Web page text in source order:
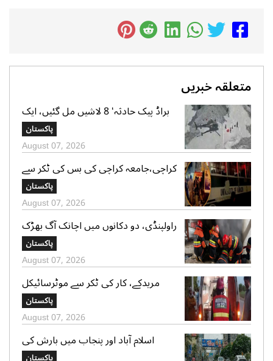
متعلقہ خبریں
براڈ پیک حادثہ‘ 8 لاشیں مل گئیں، ایک
تک رسائی مشکل، 2 کی تلاش جاری‘
صدر الپائن کلب
پاکستان
August 07, 2026
کراچی،جامعہ کراچی کی بس کی ٹکر سے
موٹر سائیکل سوار لڑکی جاں بحق،ڈرائیور
گرفتار
پاکستان
August 07, 2026
راولپنڈی، دو دکانوں میں اچانک آگ بھڑک
اٹھی، ریسکیو کی بروقت کارروائی، بڑا
نقصان ٹل گیا
پاکستان
August 07, 2026
مریدکے، کار کی ٹکر سے موٹرسائیکل
سوار 2 دوست جاں بحق، بچہ شدید
زخمی
پاکستان
August 07, 2026
اسلام آباد اور پنجاب میں بارش کی
پیشگوئی، کراچی میں بوندا باندی کا